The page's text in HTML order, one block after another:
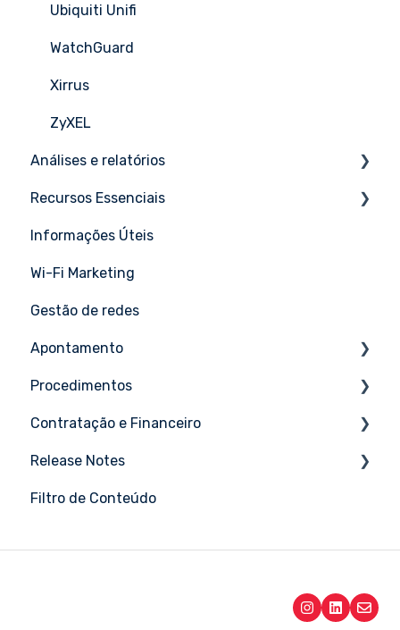
Ubiquiti Unifi
WatchGuard
Xirrus
ZyXEL
Análises e relatórios
Tutoriais
Recursos Essenciais
Tutoriais
Informações Úteis
Wi-Fi Marketing
Gestão de redes
Apontamento
Tutoriais
Procedimentos
Tutoriais
Contratação e Financeiro
Tutoriais
Release Notes
Maio 2026
Filtro de Conteúdo